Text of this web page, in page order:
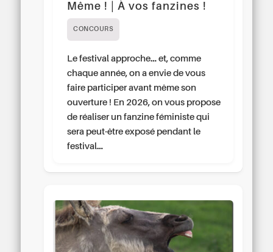
Même ! | À vos fanzines !
CONCOURS
Le festival approche… et, comme
chaque année, on a envie de vous
faire participer avant même son
ouverture ! En 2026, on vous propose
de réaliser un fanzine féministe qui
sera peut-être exposé pendant le
festival…